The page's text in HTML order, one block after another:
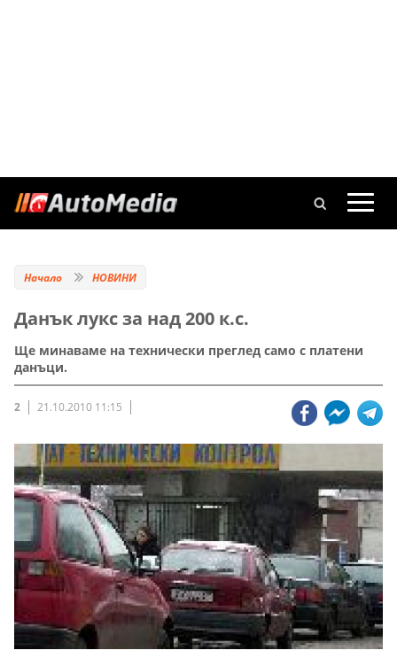
Начало НОВИНИ
Данък лукс за над 200 к.с.
Ще минаваме на технически преглед само с платени
данъци.
2 21.10.2010 11:15